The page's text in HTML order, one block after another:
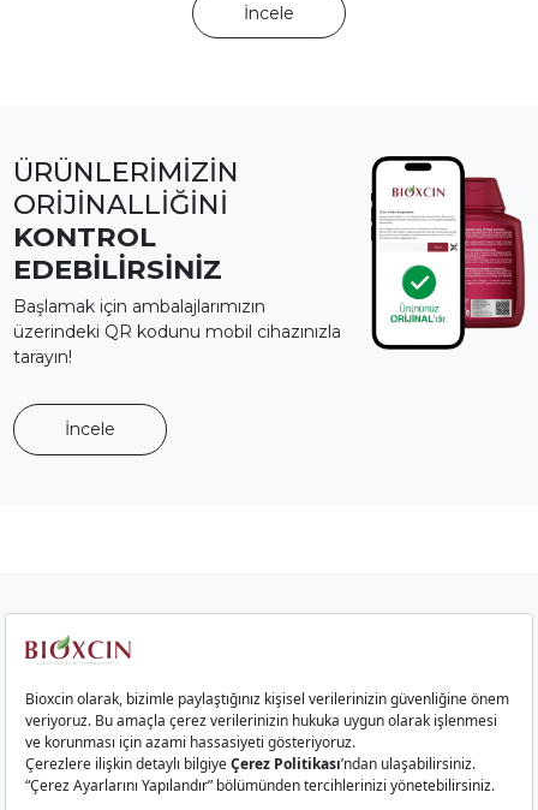
İncele
ÜRÜNLERİMİZİN
ORİJİNALLİĞİNİ
KONTROL
EDEBİLİRSİNİZ
Başlamak için ambalajlarımızın
üzerindeki QR kodunu mobil cihazınızla
tarayın!
İncele
Kurumsal
Cilt Ürünleri
Gıda Takviyeleri
İletişim